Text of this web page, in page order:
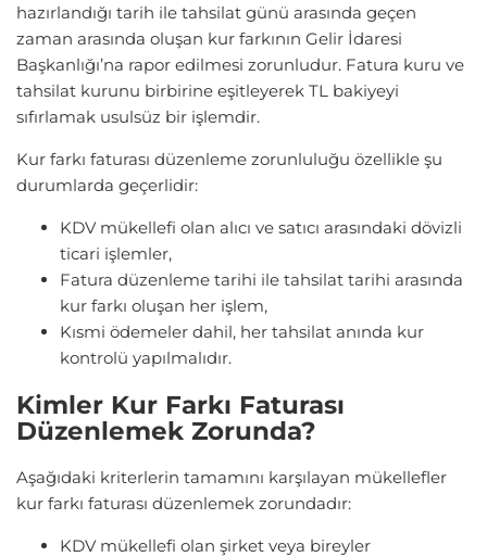
hazırlandığı tarih ile tahsilat günü arasında geçen
zaman arasında oluşan kur farkının Gelir İdaresi
Başkanlığı’na rapor edilmesi zorunludur. Fatura kuru ve
tahsilat kurunu birbirine eşitleyerek TL bakiyeyi
sıfırlamak usulsüz bir işlemdir.
Kur farkı faturası düzenleme zorunluluğu özellikle şu
durumlarda geçerlidir:
KDV mükellefi olan alıcı ve satıcı arasındaki dövizli
ticari işlemler,
Fatura düzenleme tarihi ile tahsilat tarihi arasında
kur farkı oluşan her işlem,
Kısmi ödemeler dahil, her tahsilat anında kur
kontrolü yapılmalıdır.
Kimler Kur Farkı Faturası
Düzenlemek Zorunda?
Aşağıdaki kriterlerin tamamını karşılayan mükellefler
kur farkı faturası düzenlemek zorundadır:
KDV mükellefi olan şirket veya bireyler